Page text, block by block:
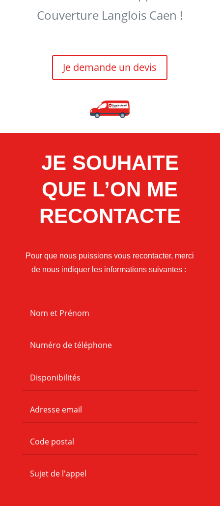
Couverture Langlois Caen !
Je demande un devis
JE SOUHAITE
QUE L’ON ME
RECONTACTE
Pour que nous puissions vous recontacter, merci
de nous indiquer les informations suivantes :